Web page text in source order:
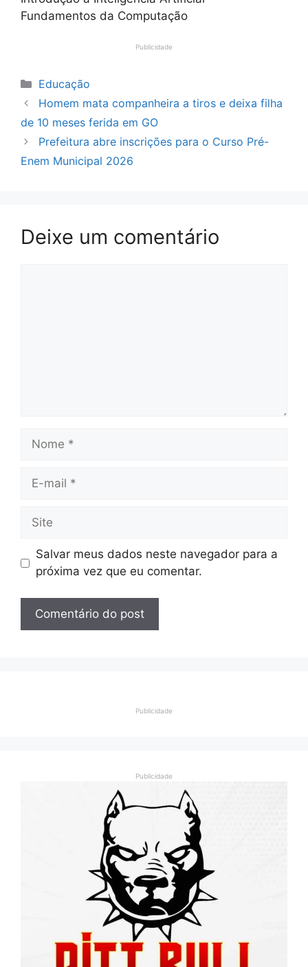
Fundamentos da Computação
Publicidade
Categorias
Educação
Homem mata companheira a tiros e deixa filha
de 10 meses ferida em GO
Prefeitura abre inscrições para o Curso Pré-
Enem Municipal 2026
Deixe um comentário
Nome
Site
Salvar meus dados neste navegador para a
próxima vez que eu comentar.
Publicidade
Publicidade